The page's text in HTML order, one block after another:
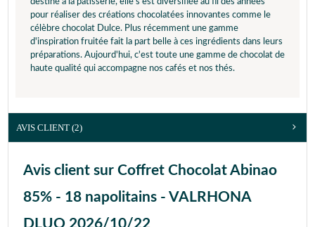
pour réaliser des créations chocolatées innovantes comme le
célèbre chocolat Dulce. Plus récemment une gamme
d'inspiration fruitée fait la part belle à ces ingrédients dans leurs
préparations. Aujourd'hui, c'est toute une gamme de chocolat de
haute qualité qui accompagne nos cafés et nos thés.
AVIS CLIENT (2)
Avis client sur Coffret Chocolat Abinao
85% - 18 napolitains - VALRHONA
DLUO 2026/10/22